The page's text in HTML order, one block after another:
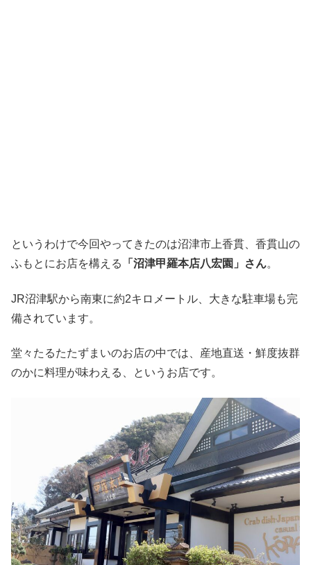
というわけで今回やってきたのは沼津市上香貫、香貫山の
ふもとにお店を構える
「沼津甲羅本店八宏園」さん。
JR沼津駅から南東に約2キロメートル、大きな駐車場も完
備されています。
堂々たるたたずまいのお店の中では、産地直送・鮮度抜群
のかに料理が味わえる、というお店です。